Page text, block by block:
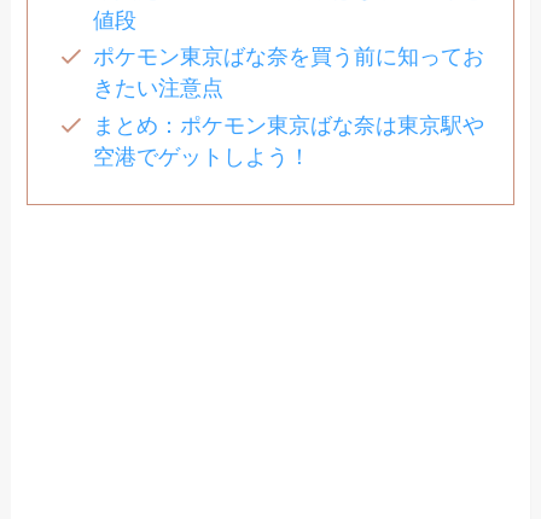
値段
ポケモン東京ばな奈を買う前に知ってお
きたい注意点
まとめ：ポケモン東京ばな奈は東京駅や
空港でゲットしよう！